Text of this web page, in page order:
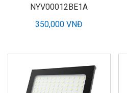
NYV00012BE1A
350,000 VNĐ